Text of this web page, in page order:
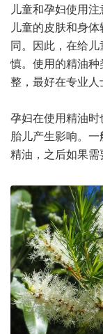
儿童和孕妇使用注
儿童的皮肤和身
同。因此，在给
慎。使用的精油
整，最好在专业人
孕妇在使用精油
胎儿产生影响。
精油，之后如果需